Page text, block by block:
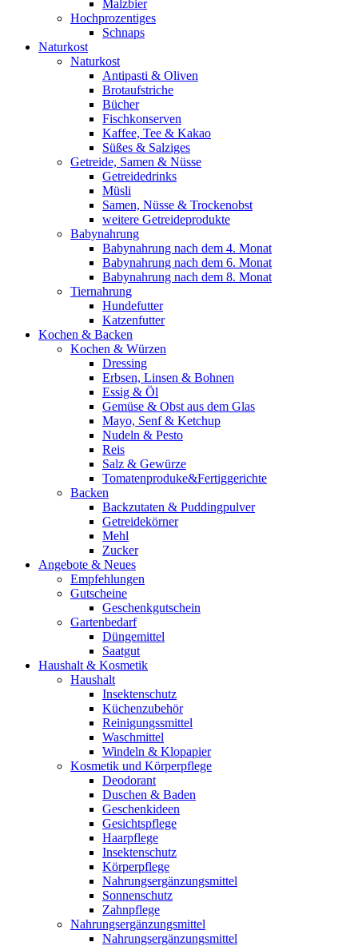
Malzbier
Hochprozentiges
Schnaps
Naturkost
Naturkost
Antipasti & Oliven
Brotaufstriche
Bücher
Fischkonserven
Kaffee, Tee & Kakao
Süßes & Salziges
Getreide, Samen & Nüsse
Getreidedrinks
Müsli
Samen, Nüsse & Trockenobst
weitere Getreideprodukte
Babynahrung
Babynahrung nach dem 4. Monat
Babynahrung nach dem 6. Monat
Babynahrung nach dem 8. Monat
Tiernahrung
Hundefutter
Katzenfutter
Kochen & Backen
Kochen & Würzen
Dressing
Erbsen, Linsen & Bohnen
Essig & Öl
Gemüse & Obst aus dem Glas
Mayo, Senf & Ketchup
Nudeln & Pesto
Reis
Salz & Gewürze
Tomatenproduke&Fertiggerichte
Backen
Backzutaten & Puddingpulver
Getreidekörner
Mehl
Zucker
Angebote & Neues
Empfehlungen
Gutscheine
Geschenkgutschein
Gartenbedarf
Düngemittel
Saatgut
Haushalt & Kosmetik
Haushalt
Insektenschutz
Küchenzubehör
Reinigungssmittel
Waschmittel
Windeln & Klopapier
Kosmetik und Körperpflege
Deodorant
Duschen & Baden
Geschenkideen
Gesichtspflege
Haarpflege
Insektenschutz
Körperpflege
Nahrungsergänzungsmittel
Sonnenschutz
Zahnpflege
Nahrungsergänzungsmittel
Nahrungsergänzungsmittel